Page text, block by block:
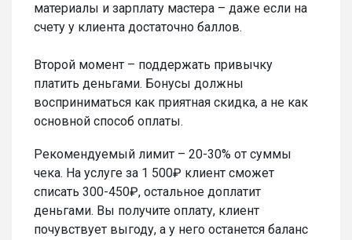
материалы и зарплату мастера – даже если на
счету у клиента достаточно баллов.
Второй момент – поддержать привычку
платить деньгами. Бонусы должны
восприниматься как приятная скидка, а не как
основной способ оплаты.
Рекомендуемый лимит – 20-30% от суммы
чека. На услуге за 1 500₽ клиент сможет
списать 300-450₽, остальное доплатит
деньгами. Вы получите оплату, клиент
почувствует выгоду, а у него останется баланс